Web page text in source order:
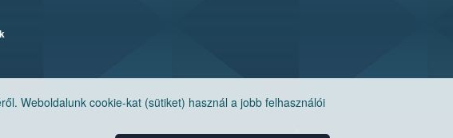
Weboldalunk cookie-kat (sütiket) használ a jobb felhasználói